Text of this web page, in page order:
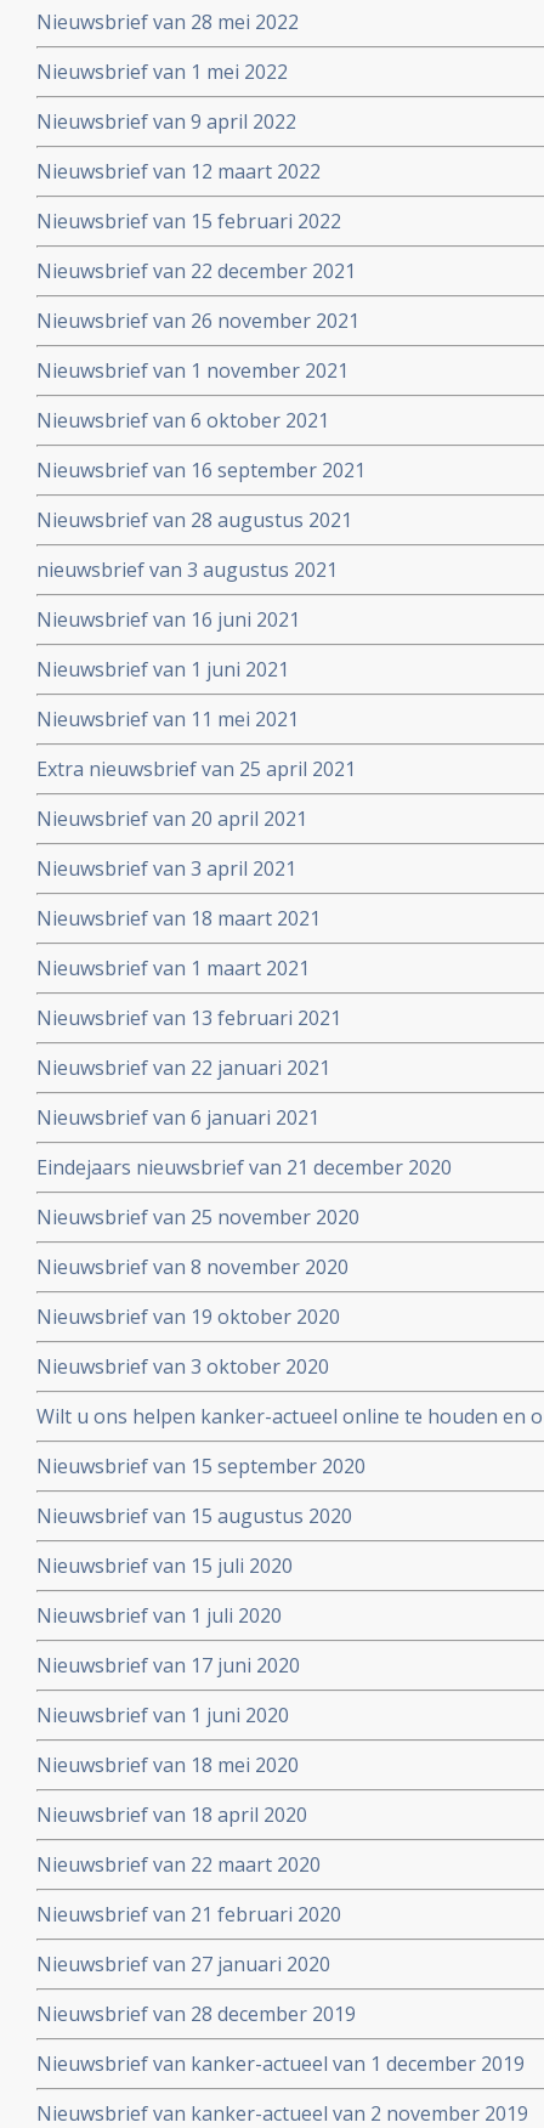
Nieuwsbrief van 28 mei 2022
Nieuwsbrief van 1 mei 2022
Nieuwsbrief van 9 april 2022
Nieuwsbrief van 12 maart 2022
Nieuwsbrief van 15 februari 2022
Nieuwsbrief van 22 december 2021
Nieuwsbrief van 26 november 2021
Nieuwsbrief van 1 november 2021
Nieuwsbrief van 6 oktober 2021
Nieuwsbrief van 16 september 2021
Nieuwsbrief van 28 augustus 2021
nieuwsbrief van 3 augustus 2021
Nieuwsbrief van 16 juni 2021
Nieuwsbrief van 1 juni 2021
Nieuwsbrief van 11 mei 2021
Extra nieuwsbrief van 25 april 2021
Nieuwsbrief van 20 april 2021
Nieuwsbrief van 3 april 2021
Nieuwsbrief van 18 maart 2021
Nieuwsbrief van 1 maart 2021
Nieuwsbrief van 13 februari 2021
Nieuwsbrief van 22 januari 2021
Nieuwsbrief van 6 januari 2021
Eindejaars nieuwsbrief van 21 december 2020
Nieuwsbrief van 25 november 2020
Nieuwsbrief van 8 november 2020
Nieuwsbrief van 19 oktober 2020
Nieuwsbrief van 3 oktober 2020
Wilt u ons helpen kanker-actueel online te houden en
extra donatie aub?
Nieuwsbrief van 15 september 2020
Nieuwsbrief van 15 augustus 2020
Nieuwsbrief van 15 juli 2020
Nieuwsbrief van 1 juli 2020
Nieuwsbrief van 17 juni 2020
Nieuwsbrief van 1 juni 2020
Nieuwsbrief van 18 mei 2020
Nieuwsbrief van 18 april 2020
Nieuwsbrief van 22 maart 2020
Nieuwsbrief van 21 februari 2020
Nieuwsbrief van 27 januari 2020
Nieuwsbrief van 28 december 2019
Nieuwsbrief van kanker-actueel van 1 december 2019
Nieuwsbrief van kanker-actueel van 2 november 2019